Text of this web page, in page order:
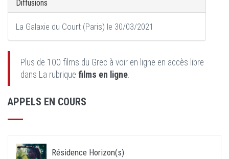
Diffusions
La Galaxie du Court (Paris) le 30/03/2021
Plus de 100 films du Grec à voir en ligne en accès libre
dans La rubrique films en ligne.
APPELS EN COURS
Résidence Horizon(s)